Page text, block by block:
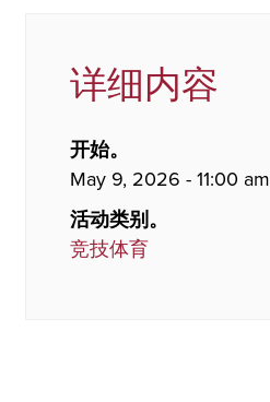
详细内容
开始。
May 9, 2026 - 11:00 am
活动类别。
竞技体育